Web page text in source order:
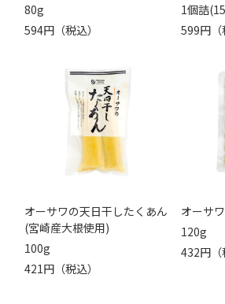
80g
594円（税込）
1個詰
599円（
オーサワの天日干したくあん
(宮崎産大根使用)
100g
421円（税込）
オーサ
120g
432円（